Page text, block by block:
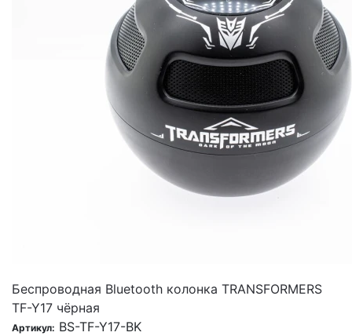
Беспроводная Bluetooth колонка TRANSFORMERS
TF-Y17 чёрная
Артикул: BS-TF-Y17-BK